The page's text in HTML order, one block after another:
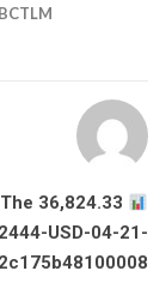
The
USD-04-21-